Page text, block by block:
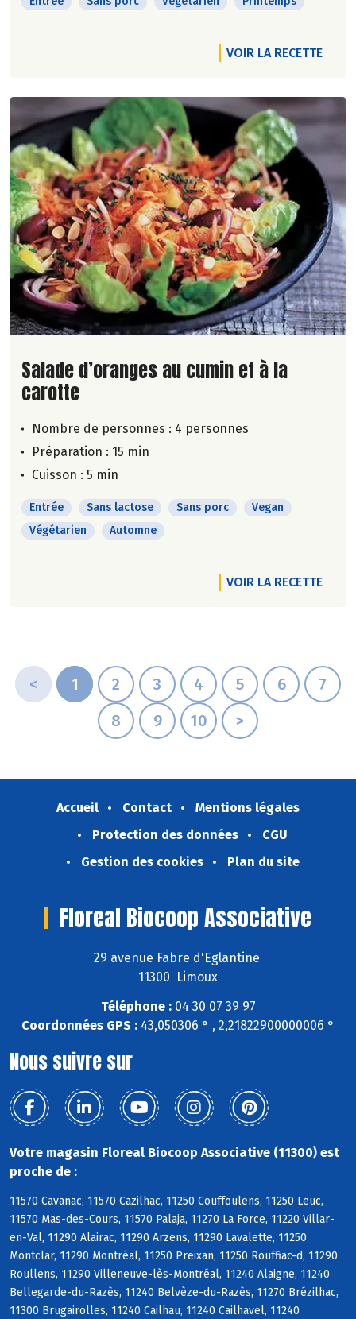
VOIR LA RECETTE
Lire la suite de la recette
Salade d’oranges au cumin et à la
carotte
Nombre de personnes : 4 personnes
Préparation : 15 min
Cuisson : 5 min
Entrée Sans lactose Sans porc
Vegan
Végétarien
Automne
VOIR LA RECETTE
< 1 2 3 4 5 6
7
8
9 10 >
Accueil Contact
Mentions légales
Protection des données
CGU
Gestion des cookies
Plan du site
Floreal Biocoop Associative
29 avenue Fabre d'Eglantine
11300 Limoux
Téléphone :04 30 07 39 97
Coordonnées GPS : 43,050306 ° , 2,21822900000006 °
Nous suivre sur
Votre magasin Floreal Biocoop Associative (11300) est
proche de :
11570 Cavanac, 11570 Cazilhac, 11250 Couffoulens, 11250 Leuc,
11570 Mas-des-Cours, 11570 Palaja, 11270 La Force, 11220 Villar-
en-Val, 11290 Alairac, 11290 Arzens, 11290 Lavalette, 11250
Montclar, 11290 Montréal, 11250 Preixan, 11250 Rouffiac-d, 11290
Roullens, 11290 Villeneuve-lès-Montréal, 11240 Alaigne, 11240
Bellegarde-du-Razès, 11240 Belvèze-du-Razès, 11270 Brézilhac,
11300 Brugairolles, 11240 Cailhau, 11240 Cailhavel, 11240